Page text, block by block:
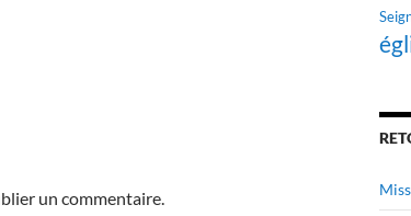
un commentaire.